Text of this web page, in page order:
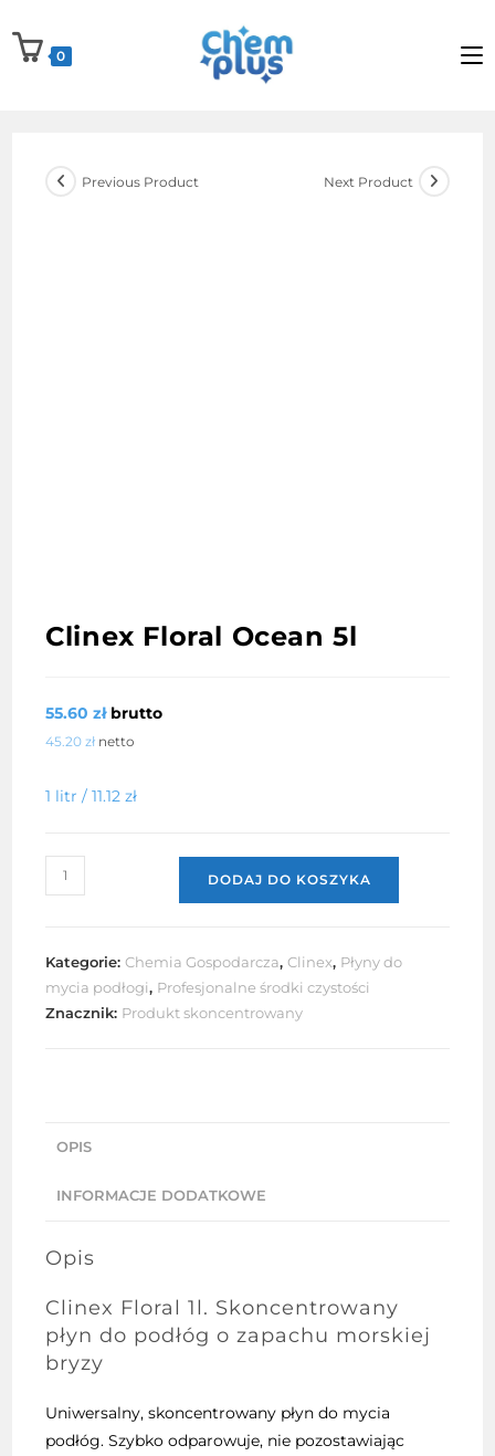
to
content
0
Previous Product Next Product
Clinex Floral Ocean 5l
55.60złbrutto
45.20 zł netto
1 litr / 11.12zł
ilość
Clinex
DODAJ DO KOSZYKA
Kategorie:Chemia Gospodarcza,Clinex, Płyny do
mycia podłogi, Profesjonalne środki czystości
Znacznik: Produkt skoncentrowany
OPIS
INFORMACJE DODATKOWE
Opis
Clinex Floral 1l. Skoncentrowany
płyn do podłóg o zapachu morskiej
bryzy
Uniwersalny, skoncentrowany płyn do mycia
podłóg. Szybko odparowuje, nie pozostawiając